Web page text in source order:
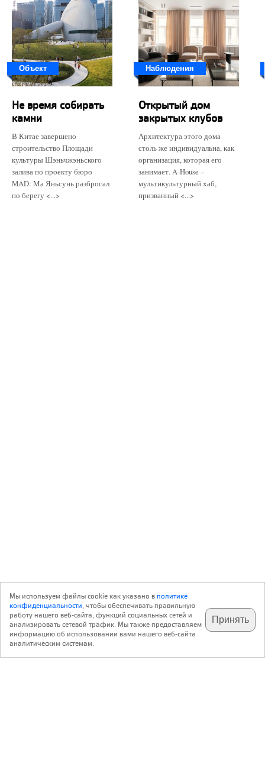
Объект
Не время собирать
камни
В Китае завершено
строительство Площади
культуры Шэньчжэньского
залива по проекту бюро
MAD: Ма Яньсунь разбросал
по берегу <...>
Наблюдения
Открытый дом
закрытых клубов
Архитектура этого дома
столь же индивидуальна, как
организация, которая его
занимает. A-House –
мультикультурный хаб,
призванный <...>
подпишитесь на наш
телеграм @archi_ru
✕
с 20 июля 1999 г.
Мы используем файлы cookie как указано вполитике
конфиденциальности, чтобы обеспечивать правильную
работу нашего веб-сайта, функций социальных сетей и
анализировать сетевой трафик. Мы также предоставляем
информацию об использовании вами нашего веб-сайта
аналитическим системам.
Принять